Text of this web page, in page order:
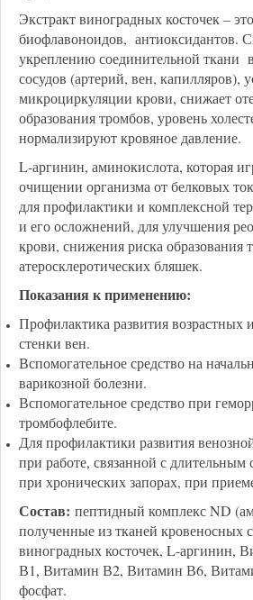
Экстракт виноградных косточек –
биофлавоноидов, антиоксидантов.
укреплению соединительной ткани
сосудов (артерий, вен, капилляров),
микроциркуляции крови, снижает
образования тромбов, уровень
нормализируют кровяное давление.
L-аргинин, аминокислота, которая
очищении организма от белковых
для профилактики и комплексной
и его осложнений, для улучшения
крови, снижения риска образования
атеросклеротических бляшек.
Показания к применению:
Профилактика развития возрастных
стенки вен.
Вспомогательное средство на
варикозной болезни.
Вспомогательное средство при
тромбофлебите.
Для профилактики развития
при работе, связанной с длительным
при хронических запорах, при
Состав: пептидный комплекс ND
полученные из тканей кровеносных
виноградных косточек, L-аргинин,
В1, Витамин В2, Витамин В6,
фосфат.